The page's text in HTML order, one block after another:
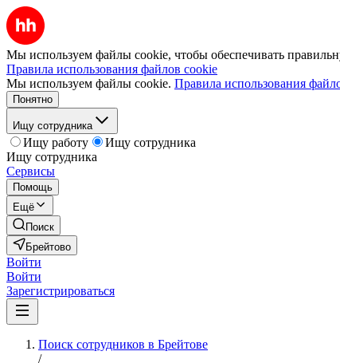
Мы используем файлы cookie, чтобы обеспечивать
Правила использования файлов cookie
Мы используем файлы cookie. Правила использования
Понятно
Ищу сотрудника
Ищу работу
Ищу сотрудника
Ищу сотрудника
Сервисы
Помощь
Ещё
Поиск
Брейтово
Войти
Войти
Зарегистрироваться
Поиск сотрудников в Брейтове
/